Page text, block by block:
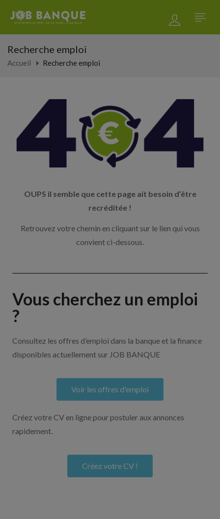
Recherche emploi
Accueil Recherche emploi
OUPS il semble que cette page ait besoin d’être
recréditée !
Retrouvez votre chemin en cliquant sur le lien qui vous
convient ci-dessous.
Vous cherchez un emploi
?
Consultez les offres d’emploi dans la banque et la finance
disponibles actuellement sur JOB BANQUE
Voir les offres d'emploi
Créez votre CV en ligne pour postuler aux annonces
rapidement.
Créez votre CV !